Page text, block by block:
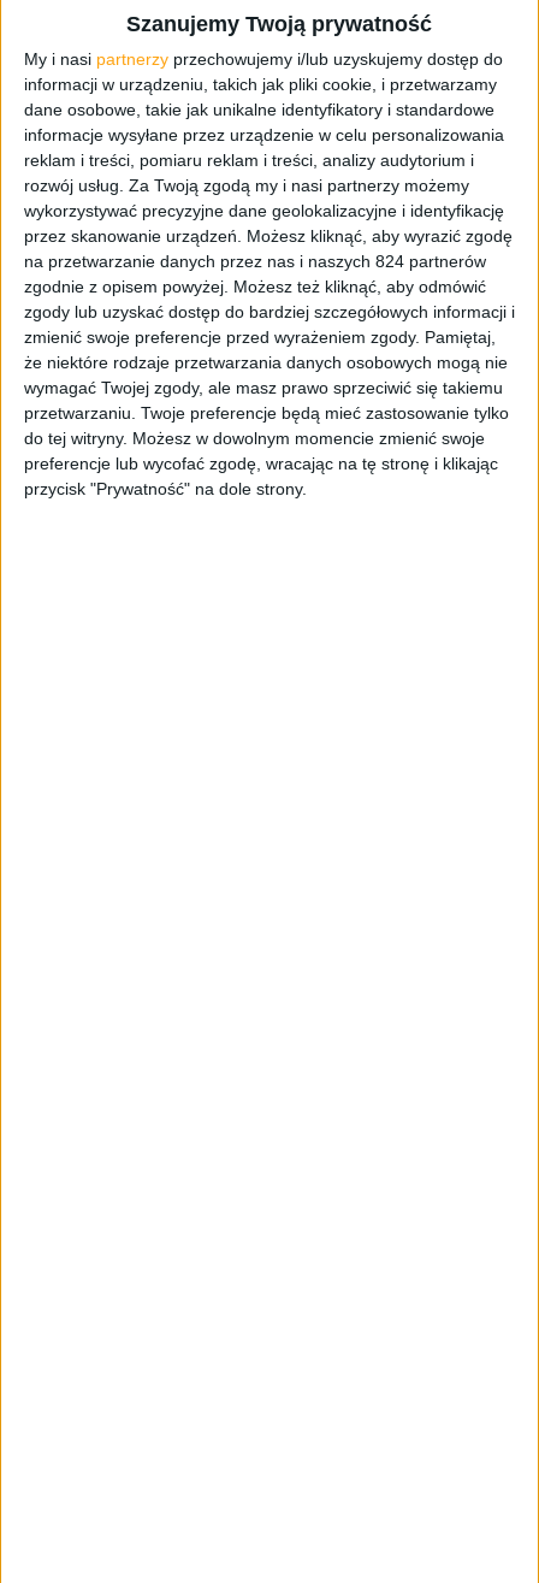
Szanujemy Twoją prywatność
My i nasi partnerzy przechowujemy i/lub uzyskujemy dostęp do
informacji w urządzeniu, takich jak pliki cookie, i przetwarzamy
dane osobowe, takie jak unikalne identyfikatory i standardowe
informacje wysyłane przez urządzenie w celu personalizowania
reklam i treści, pomiaru reklam i treści, analizy audytorium i
rozwój usług. Za Twoją zgodą my i nasi partnerzy możemy
wykorzystywać precyzyjne dane geolokalizacyjne i identyfikację
przez skanowanie urządzeń. Możesz kliknąć, aby wyrazić zgodę
na przetwarzanie danych przez nas i naszych 824 partnerów
zgodnie z opisem powyżej. Możesz też kliknąć, aby odmówić
zgody lub uzyskać dostęp do bardziej szczegółowych informacji i
zmienić swoje preferencje przed wyrażeniem zgody. Pamiętaj,
że niektóre rodzaje przetwarzania danych osobowych mogą nie
wymagać Twojej zgody, ale masz prawo sprzeciwić się takiemu
przetwarzaniu. Twoje preferencje będą mieć zastosowanie tylko
do tej witryny. Możesz w dowolnym momencie zmienić swoje
preferencje lub wycofać zgodę, wracając na tę stronę i klikając
przycisk "Prywatność" na dole strony.
akumulatory nikolowo-kadmowe, takie jak jeszcze używa
się chociażby w aparatach cyfrowych. Ale to temat na
osobny artykuł. Skupiając się pokrótce na typowych
powerbankach, można zuważyć pewną zależność,
najpierw były niewielkie powerbanki, takie „na jeden
raz”, potem ich pojemność się zwiększała (co sprawiało
też, że stawały się większe i cięższe), pojawiły się też
takie z możliwością ładowania dwóch urządzeń w jednym
czasie, a od niedawna nowością jest szybkie ładowanie.
ADATA A10050QC to powerbank o całkiem sensownej
pojemności, bo ma 10500 mAh, a całość zamknięto w
obudowie z galwanizowanego aluminium. Ma wbudowane
dwa porty – jeden, klasyczne USB, a drugi, już nowsze USB
Type C, przez co w jednym czasie możemy ładować dwa
urządzenia, przykładowo smartfon i tablet. Najważniejszą
informacją jest jednak to, że powerbank ADATA wspiera
Quick Charge 3.0 od Qualcomma, więc ładuje baterię tak